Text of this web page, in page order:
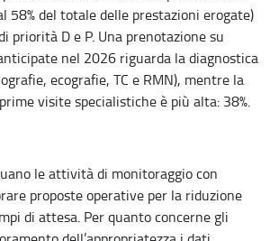
58% del totale delle prestazioni erogate)
priorità D e P. Una prenotazione su
nel 2026 riguarda la diagnostica
ecografie, TC e RMN), mentre la
visite specialistiche è più alta: 38%.
le attività di monitoraggio con
proposte operative per la riduzione
di attesa. Per quanto concerne gli